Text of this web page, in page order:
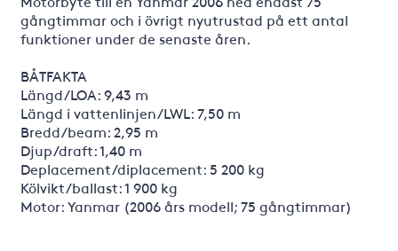
gångtimmar och i övrigt nyutrustad på ett antal
funktioner under de senaste åren.
BÅTFAKTA
Längd/LOA: 9,43 m
Längd i vattenlinjen/LWL: 7,50 m
Bredd/beam: 2,95 m
Djup/draft: 1,40 m
Deplacement/diplacement: 5 200 kg
Kölvikt/ballast: 1 900 kg
Motor: Yanmar (2006 års modell; 75 gångtimmar)